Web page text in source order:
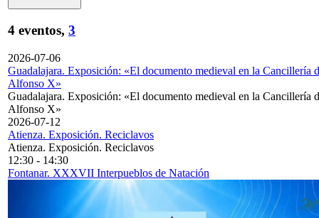
4 eventos, 3
2026-07-06
Guadalajara. Exposición: «El documento medieval en la Cancillería
Alfonso X»
Guadalajara. Exposición: «El documento medieval en la Cancillería
Alfonso X»
2026-07-12
Atienza. Exposición. Reciclavos
Atienza. Exposición. Reciclavos
12:30 - 14:30
Fontanar. XXXVII Interpueblos de Natación